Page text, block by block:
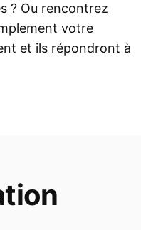
? Ou rencontrez
votre
et ils répondront à